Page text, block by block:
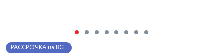
РАССРОЧКА на ВСЁ